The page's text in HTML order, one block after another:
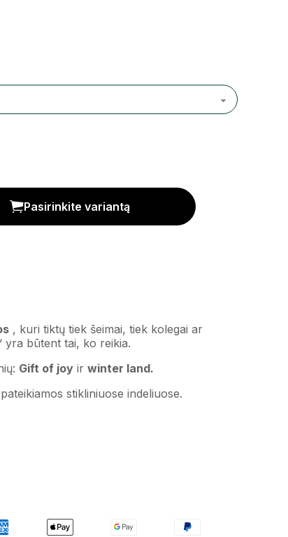
Pasirinkite variantą
, kuri tiktų tiek šeimai, tiek kolegai ar
yra būtent tai, ko reikia.
Gift of joyir winter land.
pateikiamos stikliniuose indeliuose.